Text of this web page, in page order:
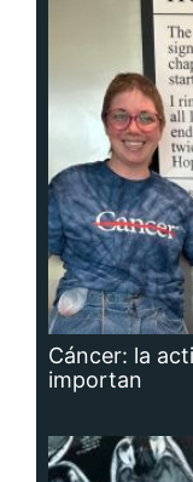
Cáncer: la
importan